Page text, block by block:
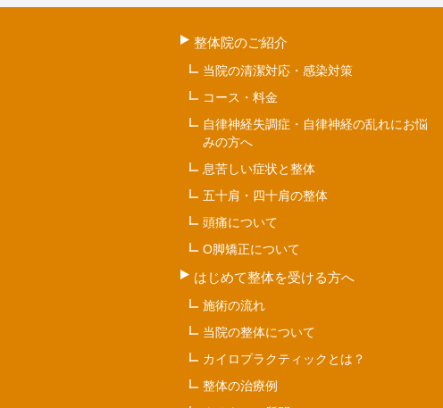
整体院のご紹介
当院の清潔対応・感染対策
コース・料金
自律神経失調症・自律神経の乱れにお悩
みの方へ
息苦しい症状と整体
五十肩・四十肩の整体
頭痛について
O脚矯正について
はじめて整体を受ける方へ
施術の流れ
当院の整体について
カイロプラクティックとは？
整体の治療例